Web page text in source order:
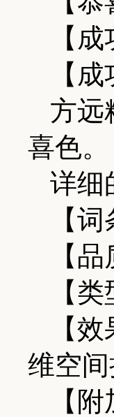
【
【
方远
喜色。
详细
【
【
【
【
维空间
【